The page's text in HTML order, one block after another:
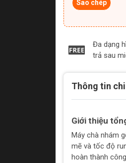
Sao chép
Đa dạng
trả sau
Thông tin
Giới thiệu
Máy chà nhám
mẽ và tốc độ
hoàn thành